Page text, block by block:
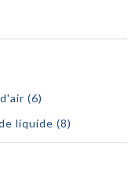
(6)
liquide (8)